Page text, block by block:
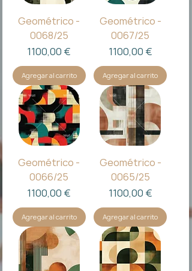
Geométrico -
0068/25
Precio
1100,00 €
Agregar al carrito
Geométrico -
0067/25
Precio
1100,00 €
Agregar al carrito
Geométrico -
0066/25
Precio
1100,00 €
Agregar al carrito
Geométrico -
0065/25
Precio
1100,00 €
Agregar al carrito